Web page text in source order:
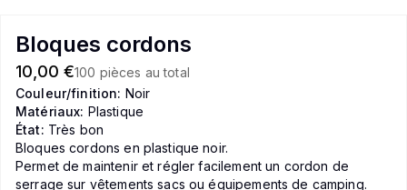
Bloques cordons
10,00 €100 pièces au total
Couleur/finition: Noir
Matériaux: Plastique
État: Très bon
Bloques cordons en plastique noir.
Permet de maintenir et régler facilement un cordon de
serrage sur vêtements sacs ou équipements de camping.